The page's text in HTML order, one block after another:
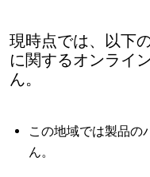
現時点では、以下
に関するオンライ
ん。
この地域では製品の
ん。